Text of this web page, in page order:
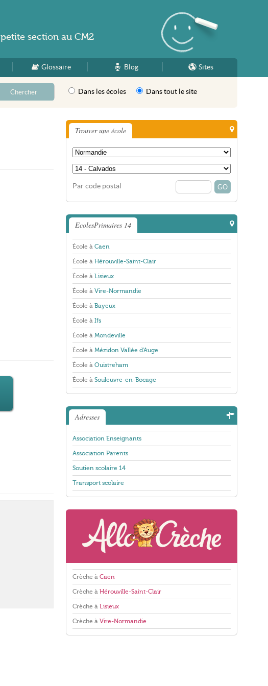
Glossaire Blog Sites
Dans les écoles Dans tout le site
Trouver une école
Par code postal
EcolesPrimaires 14
École à Caen
École à Hérouville-Saint-Clair
École à Lisieux
École à Vire-Normandie
École à Bayeux
École à Ifs
École à Mondeville
École à Mézidon Vallée d'Auge
École à Ouistreham
École à Souleuvre-en-Bocage
Adresses
Association Enseignants
Association Parents
Soutien scolaire 14
Transport scolaire
Crèche à Caen
Crèche à Hérouville-Saint-Clair
Crèche à Lisieux
Crèche à Vire-Normandie
petite section au CM2